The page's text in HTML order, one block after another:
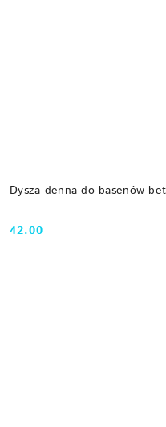
Dysza denna do basenów
Cena:
42.00